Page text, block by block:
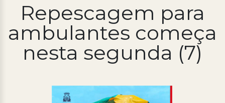
Política de Privacidade
Prefeitura
Diário Oficial
Repescagem para
ambulantes começa
nesta segunda (7)